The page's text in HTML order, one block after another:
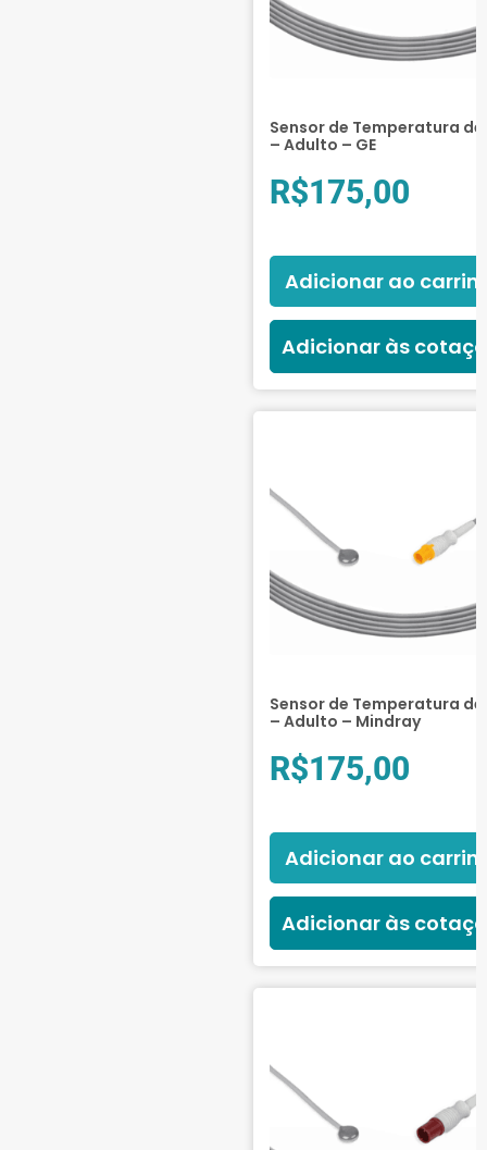
Sensor de Temperatura de
– Adulto – GE
R$175,00
Adicionar ao
Adicionar às
Sensor de Temperatura de
– Adulto – Mindray
R$175,00
Adicionar ao
Adicionar às